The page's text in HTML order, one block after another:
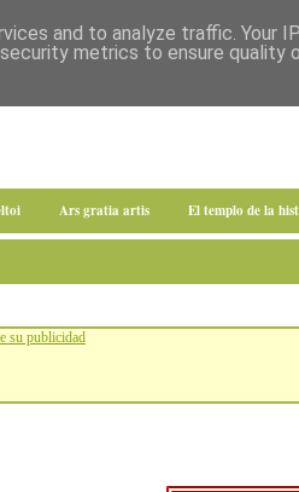
Ars gratia artis El templo de la
and to analyze traffic. Your
metrics to ensure quality